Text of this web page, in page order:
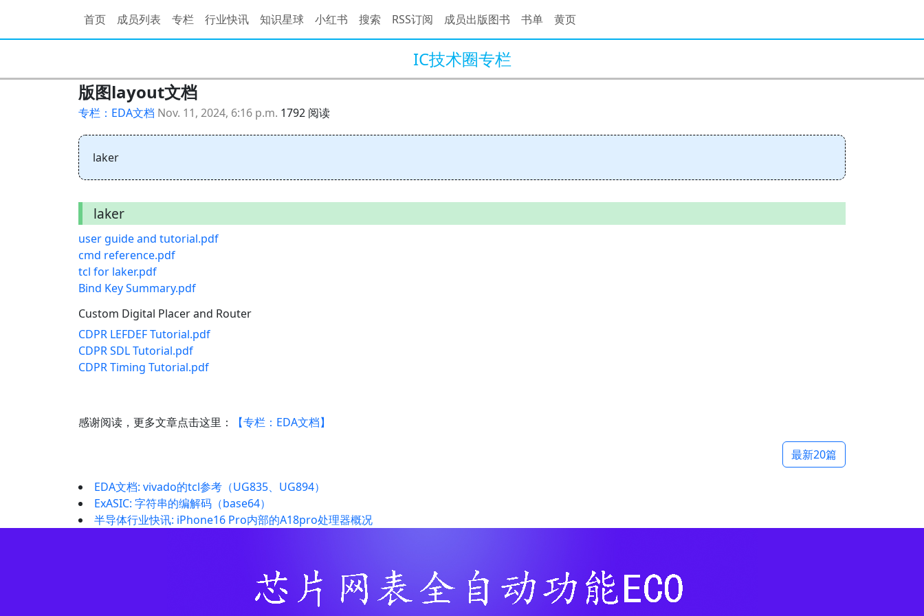
首页 成员列表 专栏 行业快讯 知识星球 小红书 搜索 RSS订阅 成员出版图书 书单 黄页
IC技术圈专栏
版图layout文档
专栏：EDA文档 Nov. 11, 2024, 6:16 p.m. 1792 阅读
laker
laker
user guide and tutorial.pdf
cmd reference.pdf
tcl for laker.pdf
Bind Key Summary.pdf
Custom Digital Placer and Router
CDPR LEFDEF Tutorial.pdf
CDPR SDL Tutorial.pdf
CDPR Timing Tutorial.pdf
感谢阅读，更多文章点击这里： 【专栏：EDA文档】
最新20篇
EDA文档: vivado的tcl参考（UG835、UG894）
ExASIC: 字符串的编解码（base64）
半导体行业快讯: iPhone16 Pro内部的A18pro处理器概况